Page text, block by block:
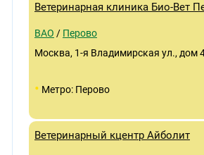
Ветеринарная клиника Био-Вет
ВАО / Перово
Москва, 1-я Владимирская ул., дом
• Метро: Перово
Ветеринарный кцентр Айболит